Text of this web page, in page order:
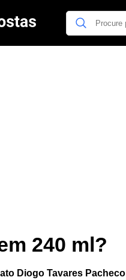
240 ml?
Diogo Tavares Pacheco